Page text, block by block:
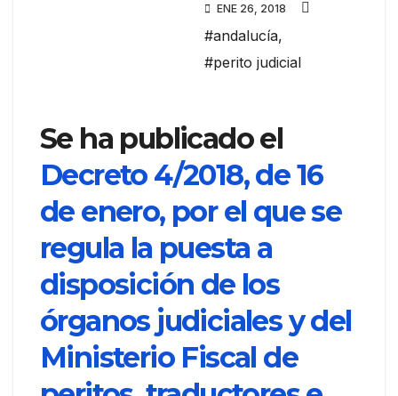
ENE 26, 2018
#andalucía,
#perito judicial
Se ha publicado el
Decreto 4/2018, de 16
de enero, por el que se
regula la puesta a
disposición de los
órganos judiciales y del
Ministerio Fiscal de